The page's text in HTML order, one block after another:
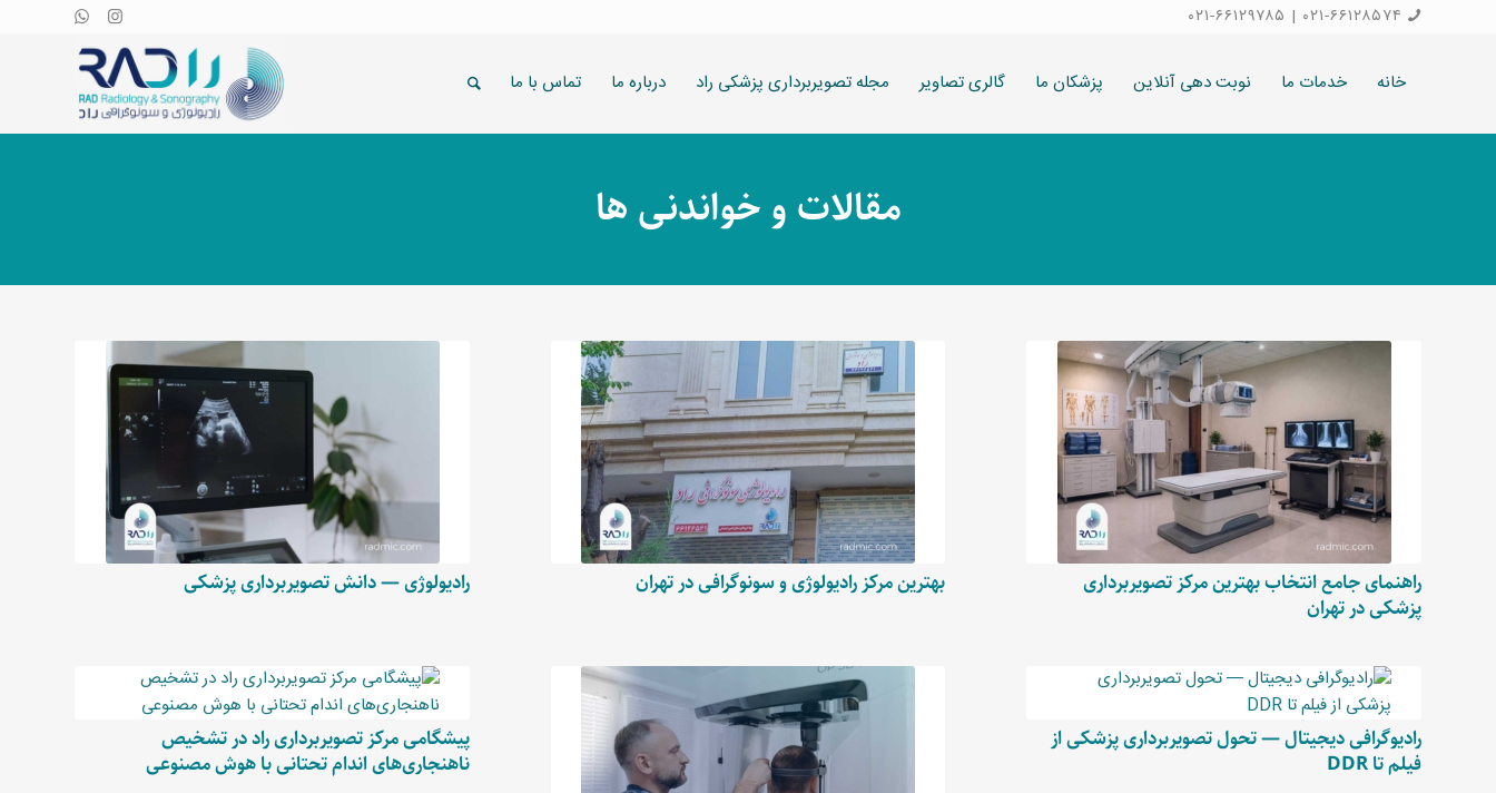
۰۲۱-۶۶۱۲۸۵۷۴ | ۰۲۱-۶۶۱۲۹۷۸۵
خانه خدمات ما نوبت دهی آنلاین پزشکان ما گالری تصاویر مجله تصویربرداری پزشکی راد درباره ما تماس با ما
مقالات و خواندنی ها
راهنمای جامع انتخاب بهترین مرکز تصویربرداری
پزشکی در تهران
بهترین مرکز رادیولوژی و سونوگرافی در تهران رادیولوژی — دانش تصویربرداری پزشکی
رادیوگرافی دیجیتال — تحول تصویربرداری پزشکی از
فیلم تا DDR
پیشگامی مرکز تصویربرداری راد در تشخیص
ناهنجاری‌های اندام تحتانی با هوش مصنوعی